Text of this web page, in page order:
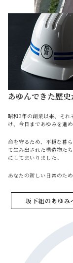
あゆんできた歴
昭和3年の創業以来、それ
け、今日まであゆみを進め
命を守るため、平穏な暮
て生み出された構造物た
にしてまいりました。
あなたの新しい日常のた
坂下組のあゆみ